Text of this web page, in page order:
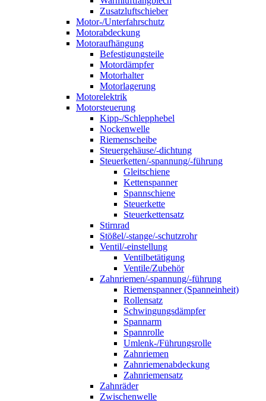
Zusatzluftschieber
Motor-/Unterfahrschutz
Motorabdeckung
Motoraufhängung
Befestigungsteile
Motordämpfer
Motorhalter
Motorlagerung
Motorelektrik
Motorsteuerung
Kipp-/Schlepphebel
Nockenwelle
Riemenscheibe
Steuergehäuse/-dichtung
Steuerketten/-spannung/-führung
Gleitschiene
Kettenspanner
Spannschiene
Steuerkette
Steuerkettensatz
Stirnrad
Stößel/-stange/-schutzrohr
Ventil/-einstellung
Ventilbetätigung
Ventile/Zubehör
Zahnriemen/-spannung/-führung
Riemenspanner (Spanneinheit)
Rollensatz
Schwingungsdämpfer
Spannarm
Spannrolle
Umlenk-/Führungsrolle
Zahnriemen
Zahnriemenabdeckung
Zahnriemensatz
Zahnräder
Zwischenwelle